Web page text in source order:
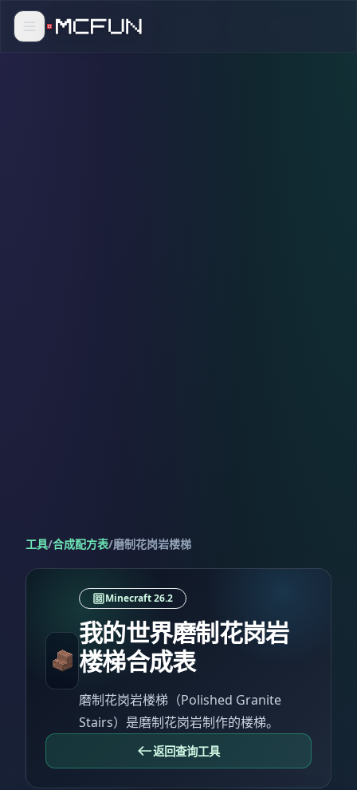
工具/合成配方表/磨制花岗岩楼梯
Minecraft 26.2
我的世界磨制花岗岩
楼梯合成表
磨制花岗岩楼梯（Polished Granite
Stairs）是磨制花岗岩制作的楼梯。
返回查询工具